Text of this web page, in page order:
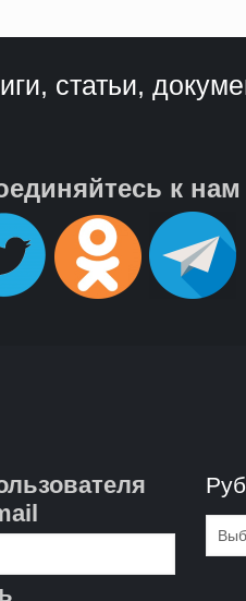
статьи,
к нам